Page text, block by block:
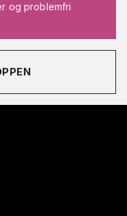
og problemfri